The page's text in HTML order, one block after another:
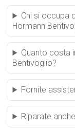
Chi si occupa
Hormann
Quanto costa
Bentivoglio?
Fornite
Riparate